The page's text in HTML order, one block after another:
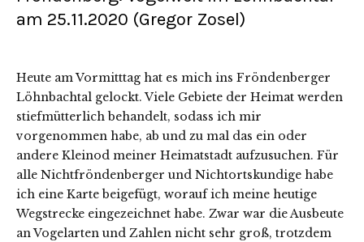
am 25.11.2020 (Gregor Zosel)
Heute am Vormitttag hat es mich ins Fröndenberger
Löhnbachtal gelockt. Viele Gebiete der Heimat werden
stiefmütterlich behandelt, sodass ich mir
vorgenommen habe, ab und zu mal das ein oder
andere Kleinod meiner Heimatstadt aufzusuchen. Für
alle Nichtfröndenberger und Nichtortskundige habe
ich eine Karte beigefügt, worauf ich meine heutige
Wegstrecke eingezeichnet habe. Zwar war die Ausbeute
an Vogelarten und Zahlen nicht sehr groß, trotzdem